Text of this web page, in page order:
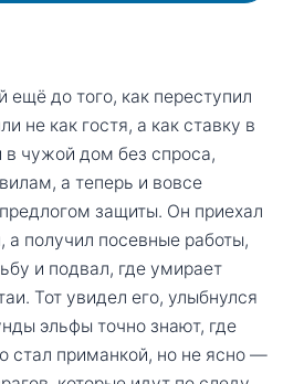
ещё до того, как переступил
не как гостя, а как ставку в
чужой дом без спроса,
а теперь и вовсе
защиты. Он приехал
получил посевные работы,
и подвал, где умирает
Тот увидел его, улыбнулся
эльфы точно знают, где
стал приманкой, но не ясно —